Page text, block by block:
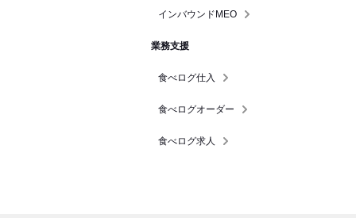
インバウンドMEO
業務支援
食べログ仕入
食べログオーダー
食べログ求人